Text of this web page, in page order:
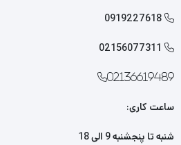

0919227618

02156077311
02136619489
ساعت کاری:
شنبه تا پنجشنبه 9 الی 18